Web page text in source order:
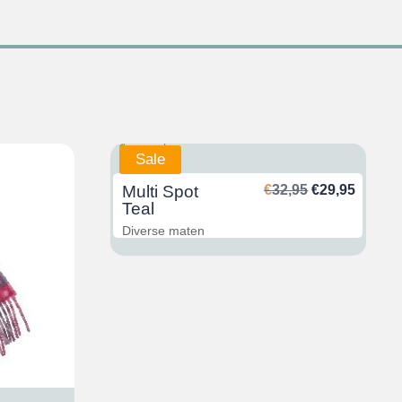
Sale
Multi Spot
Teal
€32,95
€32,95
€29,95
€29,95.
Diverse maten